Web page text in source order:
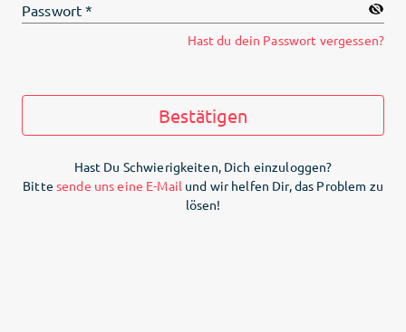
Passwort *
Hast du dein Passwort vergessen?
Bestätigen
Hast Du Schwierigkeiten, Dich einzuloggen?
Bitte sende uns eine E-Mail und wir helfen Dir, das Problem zu
lösen!